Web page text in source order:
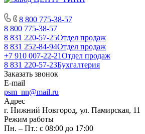
8 800 775-38-57
8 800 775-38-57
8 831 220-57-25Отдел продаж
8 831 252-84-94Отдел продаж
+7 910 007-22-21Отдел продаж
8 831 220-57-23Бухгалтерия
Заказать звонок
E-mail
psm_nn@mail.ru
Адрес
г. Нижний Новгород, ул. Памирская, 11
Режим работы
Пн. – Пт.: с 08:00 до 17:00